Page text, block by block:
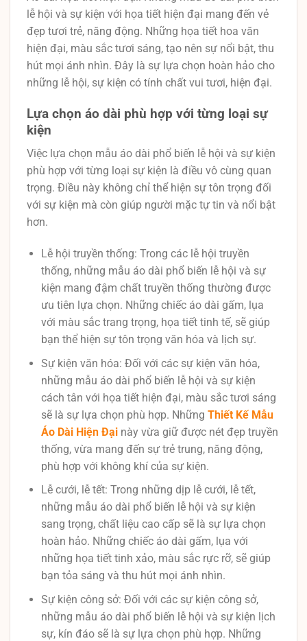
lễ hội và sự kiện với họa tiết hiện đại mang đến vẻ
đẹp tươi trẻ, năng động. Những họa tiết hoa văn
hiện đại, màu sắc tươi sáng, tạo nên sự nổi bật, thu
hút mọi ánh nhìn. Đây là sự lựa chọn hoàn hảo cho
những lễ hội, sự kiện có tính chất vui tươi, hiện đại.
Lựa chọn áo dài phù hợp với từng loại sự
kiện
Việc lựa chọn mẫu áo dài phổ biến lễ hội và sự kiện
phù hợp với từng loại sự kiện là điều vô cùng quan
trọng. Điều này không chỉ thể hiện sự tôn trọng đối
với sự kiện mà còn giúp người mặc tự tin và nổi bật
hơn.
Lễ hội truyền thống: Trong các lễ hội truyền
thống, những mẫu áo dài phổ biến lễ hội và sự
kiện mang đậm chất truyền thống thường được
ưu tiên lựa chọn. Những chiếc áo dài gấm, lụa
với màu sắc trang trọng, họa tiết tinh tế, sẽ giúp
bạn thể hiện sự tôn trọng văn hóa và lịch sự.
Sự kiện văn hóa: Đối với các sự kiện văn hóa,
những mẫu áo dài phổ biến lễ hội và sự kiện
cách tân với họa tiết hiện đại, màu sắc tươi sáng
sẽ là sự lựa chọn phù hợp. Những Thiết Kế Mẫu
Áo Dài Hiện Đạinày vừa giữ được nét đẹp truyền
thống, vừa mang đến sự trẻ trung, năng động,
phù hợp với không khí của sự kiện.
Lễ cưới, lễ tết: Trong những dịp lễ cưới, lễ tết,
những mẫu áo dài phổ biến lễ hội và sự kiện
sang trọng, chất liệu cao cấp sẽ là sự lựa chọn
hoàn hảo. Những chiếc áo dài gấm, lụa với
những họa tiết tinh xảo, màu sắc rực rỡ, sẽ giúp
bạn tỏa sáng và thu hút mọi ánh nhìn.
Sự kiện công sở: Đối với các sự kiện công sở,
những mẫu áo dài phổ biến lễ hội và sự kiện lịch
sự, kín đáo sẽ là sự lựa chọn phù hợp. Những